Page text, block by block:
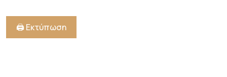
🖨️ Εκτύπωση